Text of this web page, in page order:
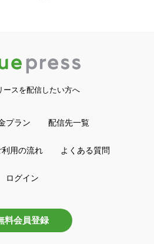
ースを配信したい方へ
プラン 配信先一覧
利用の流れ よくある質問
ログイン
料会員登録